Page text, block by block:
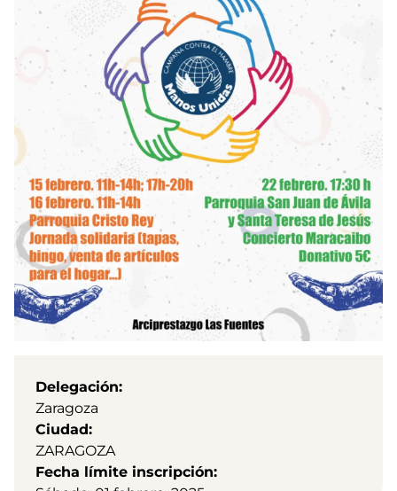
Delegación
Zaragoza
Ciudad
ZARAGOZA
Fecha límite inscripción